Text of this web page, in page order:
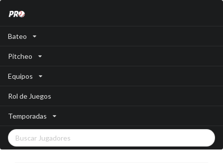
Bateo
Pitcheo
Equipos
Rol de Juegos
Temporadas